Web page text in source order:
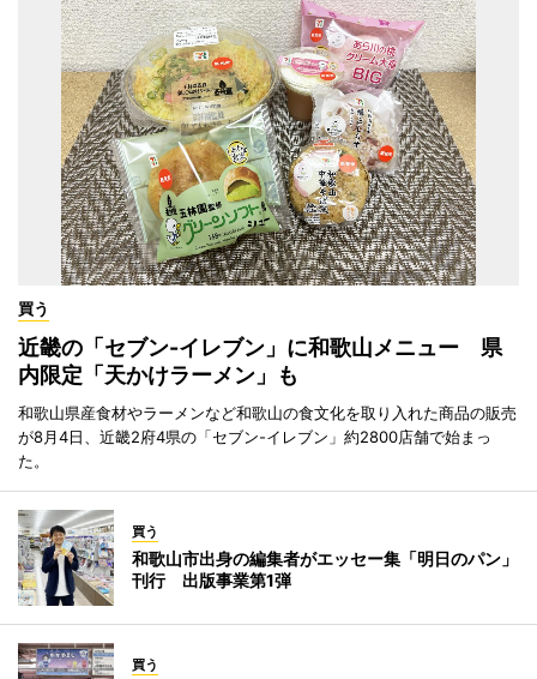
買う
近畿の「セブン-イレブン」に和歌山メニュー 県
内限定「天かけラーメン」も
和歌山県産食材やラーメンなど和歌山の食文化を取り入れた商品の販売
が8月4日、近畿2府4県の「セブン-イレブン」約2800店舗で始まっ
た。
買う
和歌山市出身の編集者がエッセー集「明日のパン」
刊行 出版事業第1弾
買う